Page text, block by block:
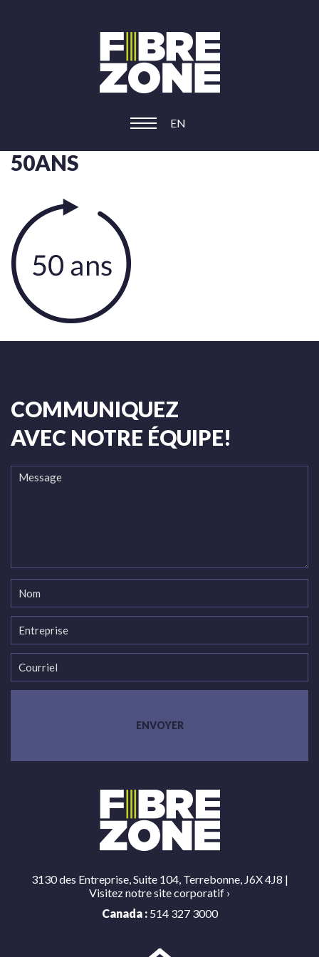
EN
50ANS
COMMUNIQUEZ
AVEC NOTRE ÉQUIPE!
3130 des Entreprise, Suite 104, Terrebonne, J6X 4J8 |
Visitez notre site corporatif ›
Canada : 514 327 3000